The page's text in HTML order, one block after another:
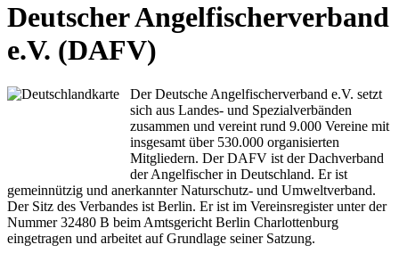
Deutscher Angelfischerverband
e.V. (DAFV)
Der Deutsche Angelfischerverband e.V. setzt
sich aus Landes- und Spezialverbänden
zusammen und vereint rund 9.000 Vereine mit
insgesamt über 530.000 organisierten
Mitgliedern. Der DAFV ist der Dachverband
der Angelfischer in Deutschland. Er ist
gemeinnützig und anerkannter Naturschutz- und Umweltverband.
Der Sitz des Verbandes ist Berlin. Er ist im Vereinsregister unter der
Nummer 32480 B beim Amtsgericht Berlin Charlottenburg
eingetragen und arbeitet auf Grundlage seiner Satzung.